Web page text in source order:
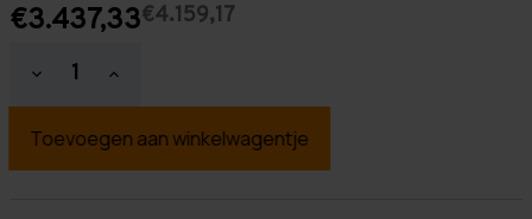
€3.437,33€4.159,17
Hoeveelheid
verlagen
Palletstelling
mm
Hoeveelheid
verhogen
Palletstelling
mm